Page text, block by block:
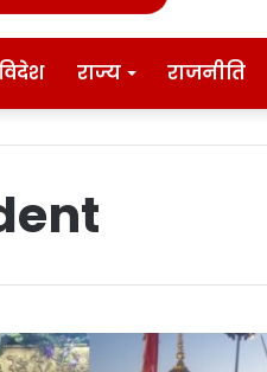
राज्य राजनीति